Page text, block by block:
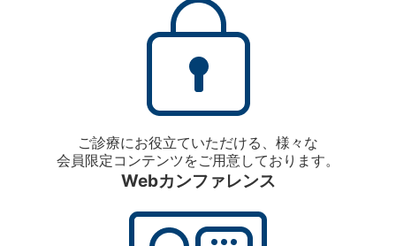
ご診療にお役立ていただける、様々な
会員限定コンテンツをご用意しております。
Webカンファレンス